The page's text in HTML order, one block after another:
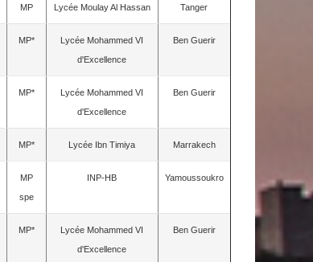
MP Lycée Moulay Al Hassan Tanger
MP*
Lycée Mohammed VI
d'Excellence
Ben Guerir
MP*
Lycée Mohammed VI
d'Excellence
Ben Guerir
MP* Lycée Ibn Timiya Marrakech
MP
spe
INP-HB Yamoussoukro
MP*
Lycée Mohammed VI
d'Excellence
Ben Guerir